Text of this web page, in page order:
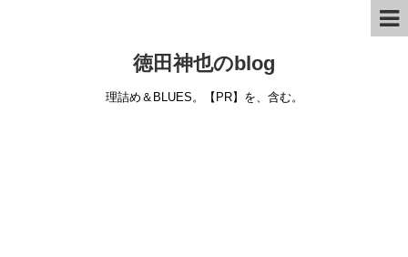
徳田神也のblog
理詰め＆BLUES。【PR】を、含む。